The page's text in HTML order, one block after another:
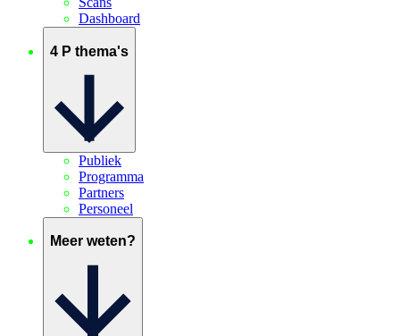
Dashboard
4 P thema's
Publiek
Programma
Partners
Personeel
Meer weten?